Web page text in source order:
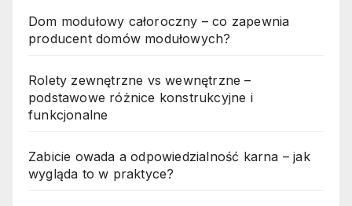
Dom modułowy całoroczny – co zapewnia
producent domów modułowych?
Rolety zewnętrzne vs wewnętrzne –
podstawowe różnice konstrukcyjne i
funkcjonalne
Zabicie owada a odpowiedzialność karna – jak
wygląda to w praktyce?